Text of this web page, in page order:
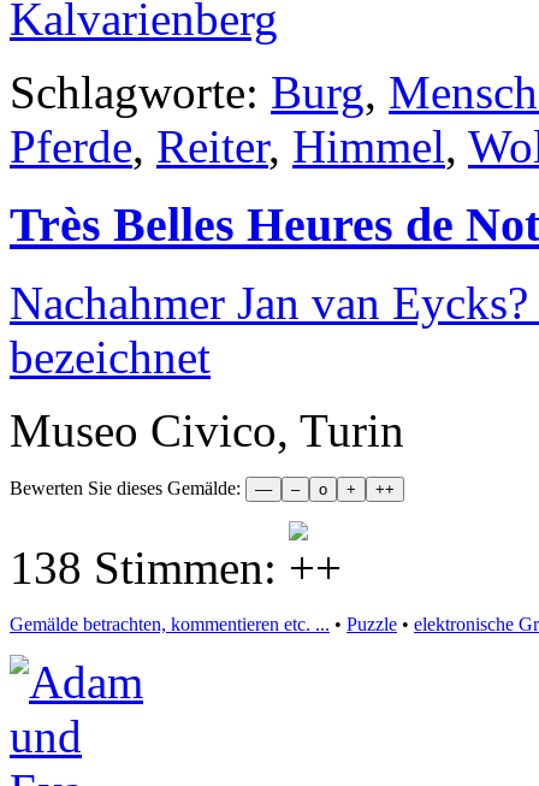
Schlagworte: Burg,
Pferde, Reiter, Himmel,
Très Belles Heures de
Nachahmer Jan van
bezeichnet
Museo Civico, Turin
Bewerten Sie dieses Gemälde:
138 Stimmen:
Gemälde betrachten, kommentieren etc. ... • Puzzle • elektronische